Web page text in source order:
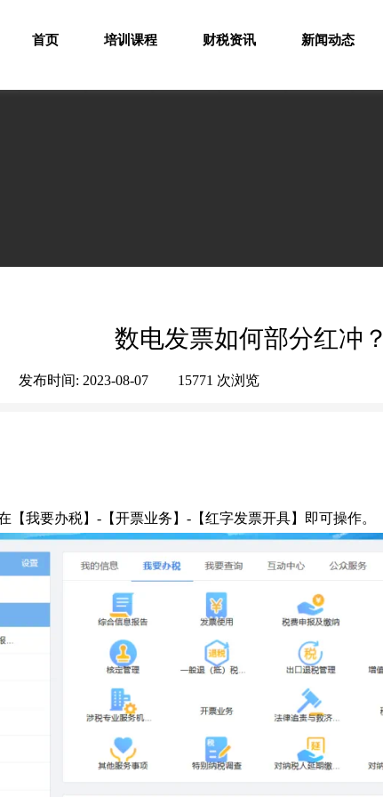
首页 培训课程 财税资讯 新闻动态
数电发票如何部分红冲？
发布时间: 2023-08-07 15771 次浏览
【我要办税】-【开票业务】-【红字发票开具】即可操作。